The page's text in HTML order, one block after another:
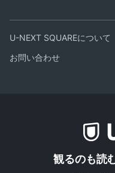
U-NEXT SQUAREについて
お問い合わせ
観るのも読